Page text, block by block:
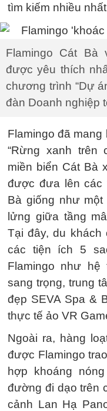
tìm kiếm nhiều
Flamingo Cát Bà
được yêu thích
chương trình “Dự
đàn Doanh nghiệp
Flamingo đã mang
“Rừng xanh trên
miền biển Cát Bà
được đưa lên các
Bà giống như
lửng giữa tầng
Tại đây, du
các tiện ích 5
Flamingo như
sang trọng, trung
đẹp SEVA Spa &
thực tế ảo VR
Ngoài ra, hàng
được Flamingo
hợp khoáng
đường đi dạo trên
cảnh Lan Hạ